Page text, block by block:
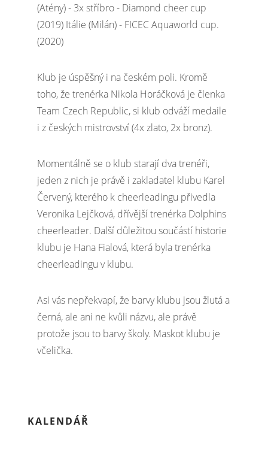
(Atény) - 3x stříbro - Diamond cheer cup
(2019) Itálie (Milán) - FICEC Aquaworld cup.
(2020)
Klub je úspěšný i na českém poli. Kromě
toho, že trenérka Nikola Horáčková je členka
Team Czech Republic, si klub odváží medaile
i z českých mistrovství (4x zlato, 2x bronz).
Momentálně se o klub starají dva trenéři,
jeden z nich je právě i zakladatel klubu Karel
Červený, kterého k cheerleadingu přivedla
Veronika Lejčková, dřívější trenérka Dolphins
cheerleader. Další důležitou součástí historie
klubu je Hana Fialová, která byla trenérka
cheerleadingu v klubu.
Asi vás nepřekvapí, že barvy klubu jsou žlutá a
černá, ale ani ne kvůli názvu, ale právě
protože jsou to barvy školy. Maskot klubu je
včelička.
KALENDÁŘ